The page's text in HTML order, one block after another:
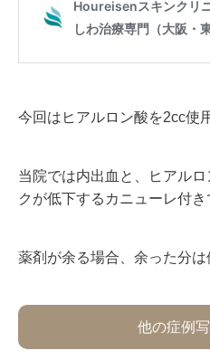
今回はヒアルロン酸を2cc使
当院では内出血と、ヒアル
クが低下するカニューレ付き
薬剤が余る場合、余った分は
他の症例